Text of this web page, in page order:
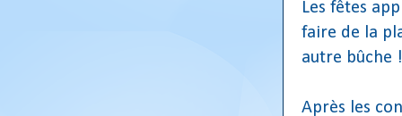
Les fêtes
faire de la
autre bûche !
Après les